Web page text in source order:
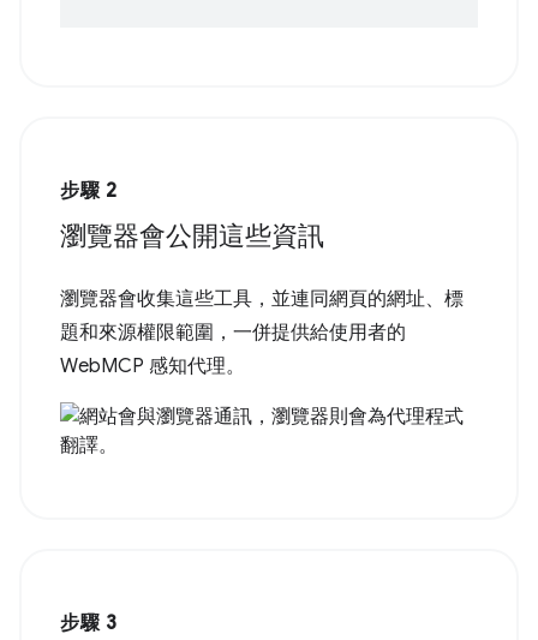
步驟 2
瀏覽器會公開這些資訊
瀏覽器會收集這些工具，並連同網頁的網址、標
題和來源權限範圍，一併提供給使用者的
WebMCP 感知代理。
步驟 3